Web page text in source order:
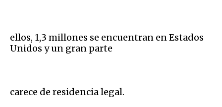
ellos, 1,3 millones se encuentran en Estados
Unidos y un gran parte
carece de residencia legal.